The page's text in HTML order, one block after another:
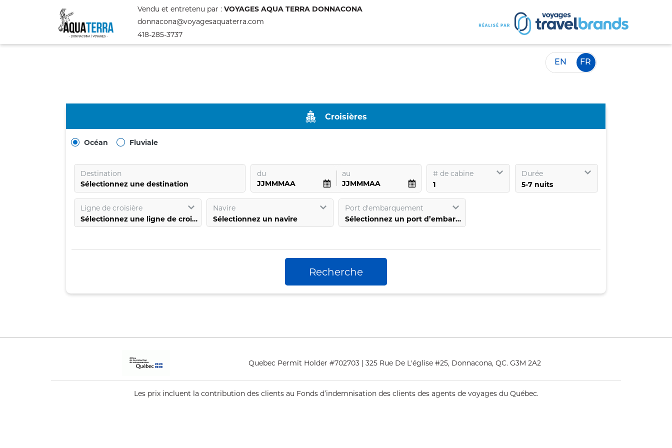
Vendu et entretenu par : VOYAGES AQUA TERRA DONNACONA
donnacona@voyagesaquaterra.com
418-285-3737
EN FR
Croisières
Océan Fluviale
Destination
Sélectionnez une destination
du au #de cabine Durée
Ligne de croisière
Sélectionnez une ligne de croisière
Navire
Sélectionnez un navire
Port d'embarquement
Sélectionnez un port d’embarquement
Recherche
Quebec Permit Holder #702703 | 325 Rue De L'église #25, Donnacona, QC. G3M 2A2
Les prix incluent la contribution des clients au Fonds d’indemnisation des clients des agents de voyages du Québec.